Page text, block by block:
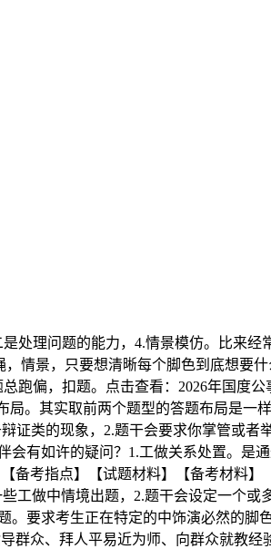
是处理问题的能力，4.情景模仿。比来
情景，只要想清晰每个脚色到底想要
跑偏，扣题。点击查看：2026年国度
。其实取前两个题型的答题布局是
证类的现象，2.题干会要求你掌管或
有如许的疑问？1.工做关系处置。
备考指点】【试题材料】【备考材料
工做中情境出题，2.题干会设定一个
要求考生正在特定的中饰演必然的
群众、拜人平易近为师、向群众就教